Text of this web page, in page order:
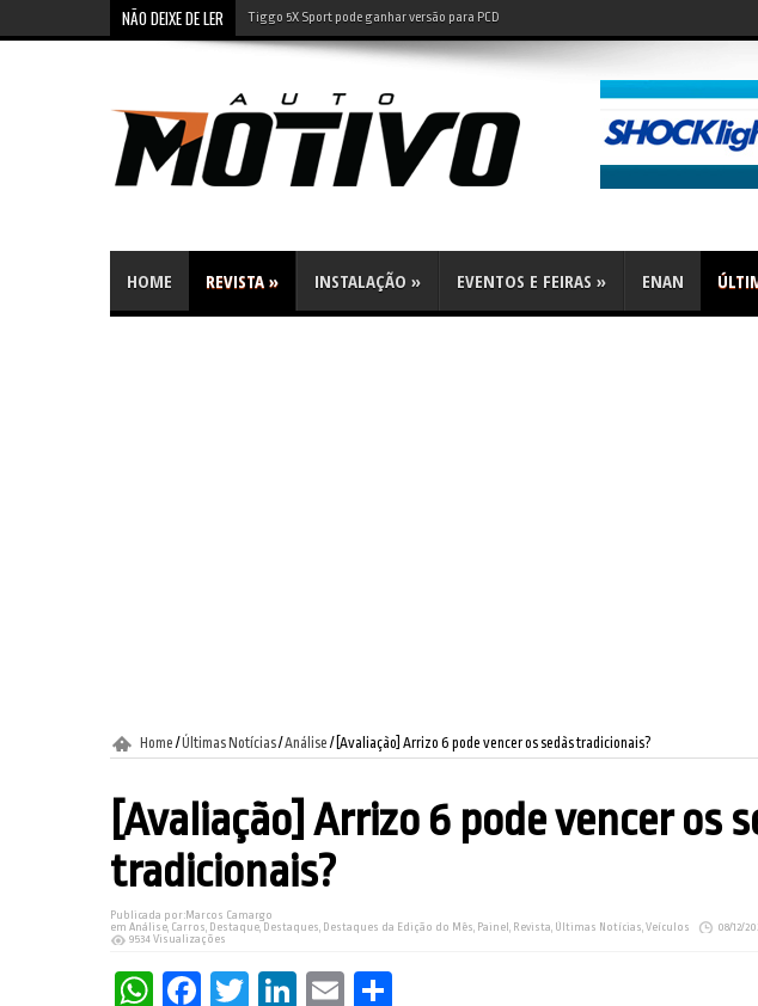
NÃO DEIXE DE LER Leapmotor B10: SUV elétrico tem preço de compacto flex
HOME REVISTA » INSTALAÇÃO » EVENTOS E FEIRAS » ENAN
Home /Últimas Notícias/Análise / [Avaliação] Arrizo 6 pode vencer os sedãs tradicionais?
[Avaliação] Arrizo 6 pode vencer os
tradicionais?
Publicada por: Marcos Camargo
em Análise, Carros, Destaque, Destaques, Destaques da Edição do Mês, Painel , Revista, Últimas Notícias, Veículos 08/12/
9534 Visualizações
WhatsApp
Facebook
Twitter
LinkedIn
Email